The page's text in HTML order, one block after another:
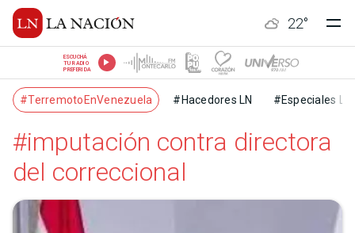
22°
ESCUCHÁ
TU RADIO
PREFERIDA
#TerremotoEnVenezuela #Hacedores LN #Especiales LN
#imputación contra directora
del correccional